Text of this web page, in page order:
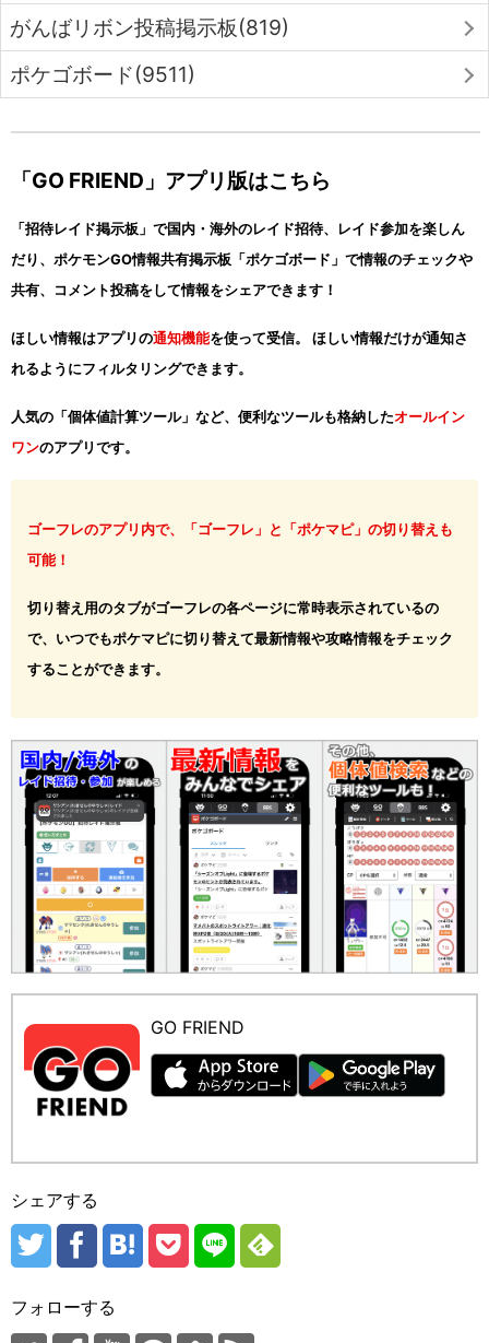
がんばリボン投稿掲示板(819)
ポケゴボード(9511)
「GO FRIEND」アプリ版はこちら
「招待レイド掲示板」で国内・海外のレイド招待、レイド参加を楽しん
だり、ポケモンGO情報共有掲示板「ポケゴボード」で情報のチェックや
共有、コメント投稿をして情報をシェアできます！
ほしい情報はアプリの通知機能を使って受信。 ほしい情報だけが通知さ
れるようにフィルタリングできます。
人気の「個体値計算ツール」など、便利なツールも格納したオールイン
ワンのアプリです。
ゴーフレのアプリ内で、「ゴーフレ」と「ポケマピ」の切り替えも
可能！
切り替え用のタブがゴーフレの各ページに常時表示されているの
で、いつでもポケマピに切り替えて最新情報や攻略情報をチェック
することができます。
GO FRIEND
シェアする
フォローする